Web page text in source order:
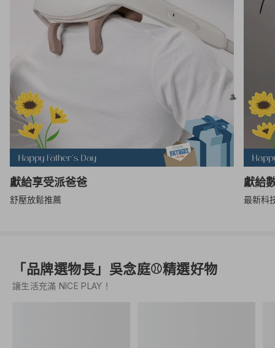
獻給享受派爸爸
舒壓放鬆推薦
獻給
最新科
「品牌選物長」吳念庭⚾️精選好物
讓生活充滿 NICE PLAY！